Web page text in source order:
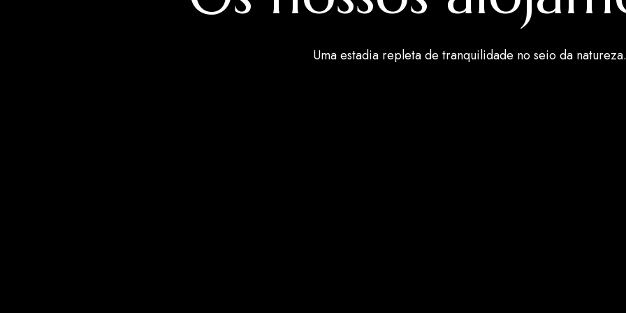
Uma estadia repleta de tranquilidade no seio da natureza.